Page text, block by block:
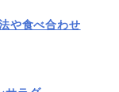
や食べ合わせ